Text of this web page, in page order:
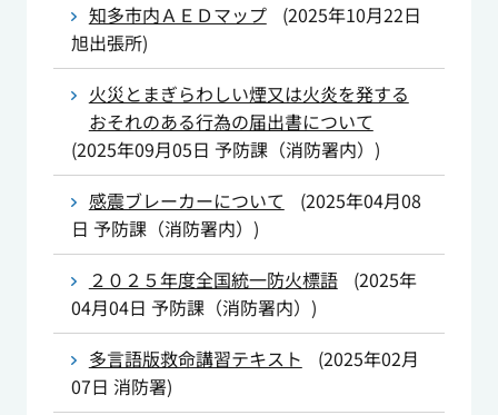
知多市内ＡＥＤマップ
(2025年10月22日
旭出張所)
火災とまぎらわしい煙又は火炎を発する
おそれのある行為の届出書について
(2025年09月05日 予防課（消防署内） )
感震ブレーカーについて
(2025年04月08
日 予防課（消防署内） )
２０２５年度全国統一防火標語
(2025年
04月04日 予防課（消防署内） )
多言語版救命講習テキスト
(2025年02月
07日 消防署)